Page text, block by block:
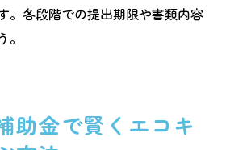
。各段階での提出期限や書類内容
助金で賢くエコキ